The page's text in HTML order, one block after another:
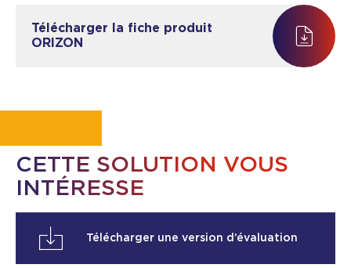
Télécharger la fiche produit
ORIZON
CETTE SOLUTION VOUS
INTÉRESSE
Télécharger une version d’évaluation